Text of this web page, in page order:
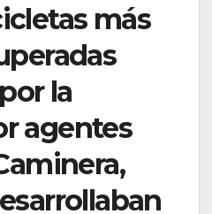
más
la
agentes